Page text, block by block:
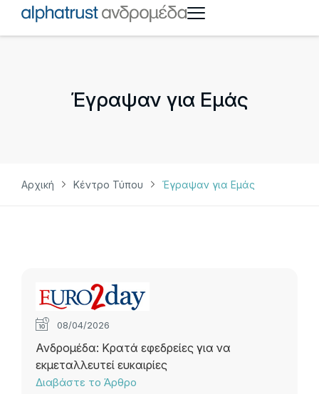
Έγραψαν για Eμάς
Αρχική Κέντρο Τύπου Έγραψαν για Eμάς
08/04/2026
Ανδρομέδα: Κρατά εφεδρείες για να
εκμεταλλευτεί ευκαιρίες
Διαβάστε το Άρθρο